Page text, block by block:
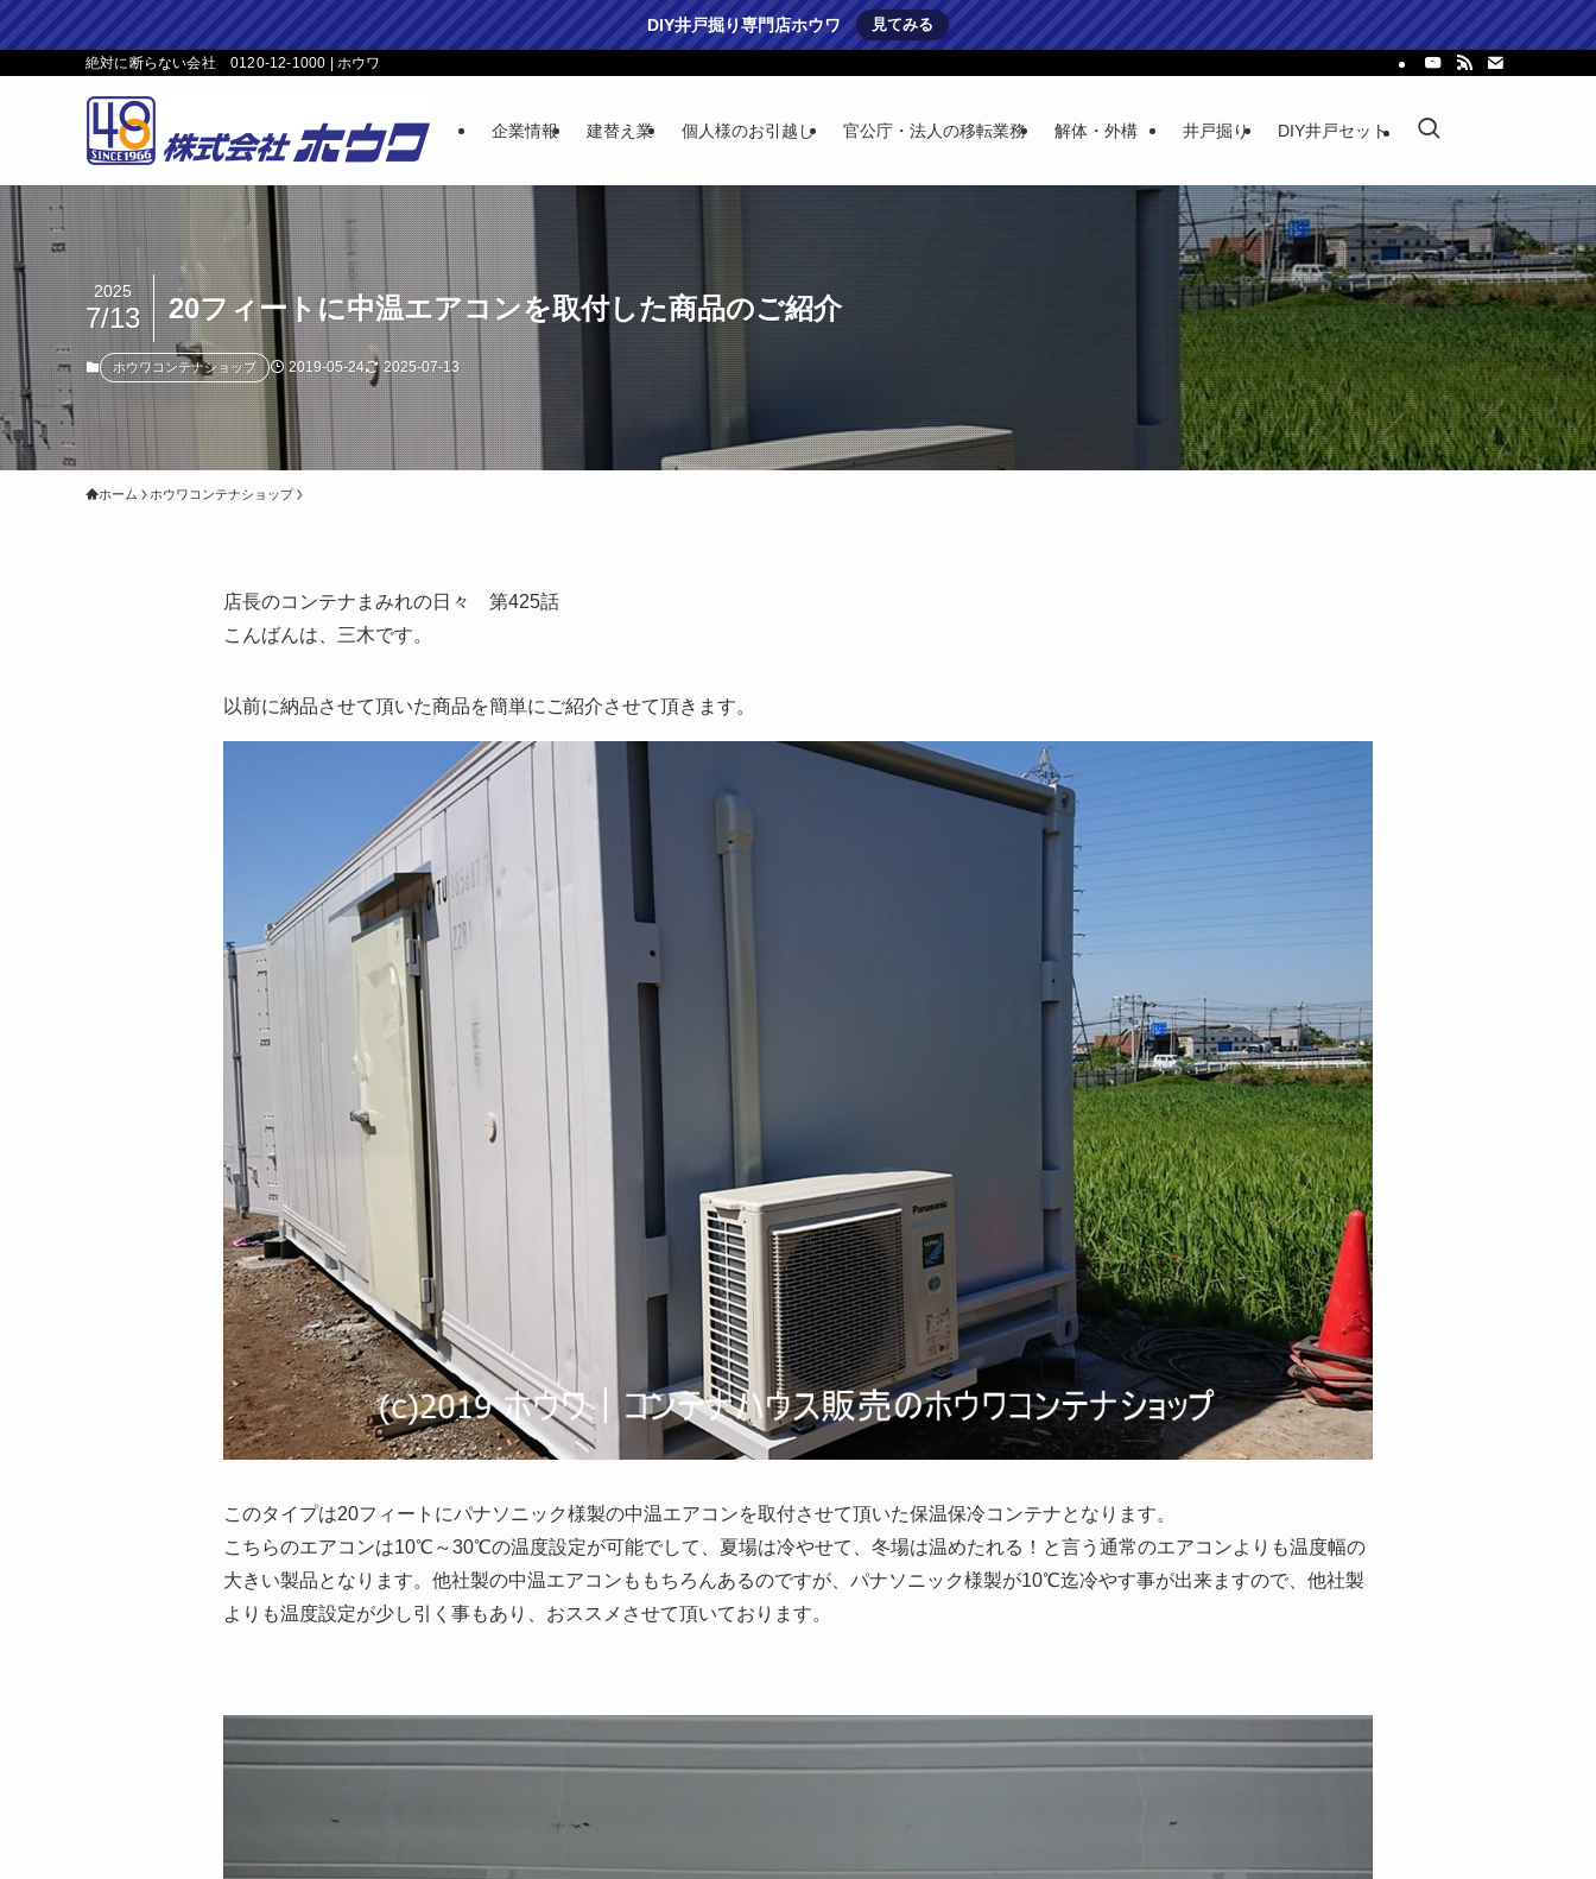
DIY井戸掘り専門店ホウワ 見てみる
絶対に断らない会社 0120-12-1000 | ホウワ
企業情報 建替え業 個人様のお引越し 官公庁・法人の移転業務 解体・外構 井戸掘り DIY井戸セット
20フィートに中温エアコンを取付した商品のご紹介
2025
7/13
ホウワコンテナショップ 2019-05-24 2025-07-13
ホーム ホウワコンテナショップ
店長のコンテナまみれの日々 第425話
こんばんは、三木です。
以前に納品させて頂いた商品を簡単にご紹介させて頂きます。
このタイプは20フィートにパナソニック様製の中温エアコンを取付させて頂いた保温保冷コンテナとなります。
こちらのエアコンは10℃～30℃の温度設定が可能でして、夏場は冷やせて、冬場は温めたれる！と言う通常のエアコンよりも温度幅の
大きい製品となります。他社製の中温エアコンももちろんあるのですが、パナソニック様製が10℃迄冷やす事が出来ますので、他社製
よりも温度設定が少し引く事もあり、おススメさせて頂いております。